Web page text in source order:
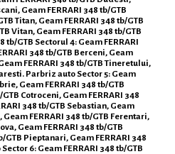
Geam FERRARI 348 tb/GTB
Titan, Geam FERRARI 348 tb/GTB
Vitan, Geam FERRARI 348 tb/GTB
tb/GTB Sectorul 4: Geam FERRARI
348 tb/GTB Berceni, Geam
FERRARI 348 tb/GTB Tineretului,
Parbriz auto Sector 5: Geam
Geam FERRARI 348 tb/GTB
Cotroceni, Geam FERRARI 348
348 tb/GTB Sebastian, Geam
FERRARI 348 tb/GTB Ferentari,
Geam FERRARI 348 tb/GTB
GTB Pieptanari, Geam FERRARI 348
6: Geam FERRARI 348 tb/GTB